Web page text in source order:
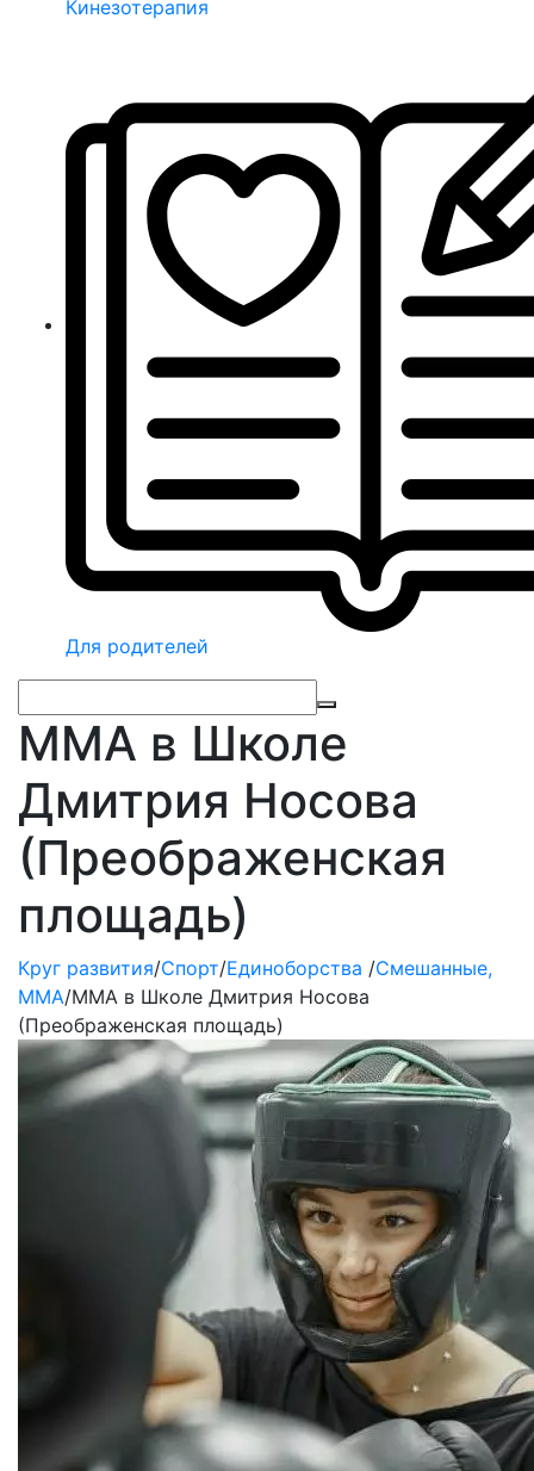
Кинезотерапия
Для родителей
ММА в Школе
Дмитрия Носова
(Преображенская
площадь)
Круг развития/Спорт/Единоборства /Смешанные,
ММА/ММА в Школе Дмитрия Носова
(Преображенская площадь)